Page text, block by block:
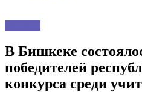
В Бишкеке
победителей
конкурса среди